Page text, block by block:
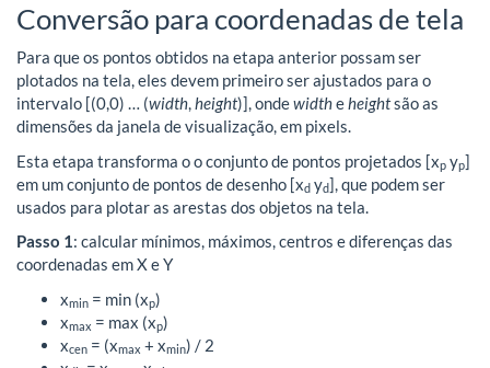
Conversão para coordenadas de tela
Para que os pontos obtidos na etapa anterior possam ser
plotados na tela, eles devem primeiro ser ajustados para o
intervalo [(0,0) … (width,height)], ondewidtheheightsão as
dimensões da janela de visualização, em pixels.
Esta etapa transforma o o conjunto de pontos projetados [xp yp]
em um conjunto de pontos de desenho [xd yd], que podem ser
usados para plotar as arestas dos objetos na tela.
Passo 1: calcular mínimos, máximos, centros e diferenças das
coordenadas em X e Y
xmin = min (xp)
xmax = max (xp)
xcen = (xmax + xmin) / 2